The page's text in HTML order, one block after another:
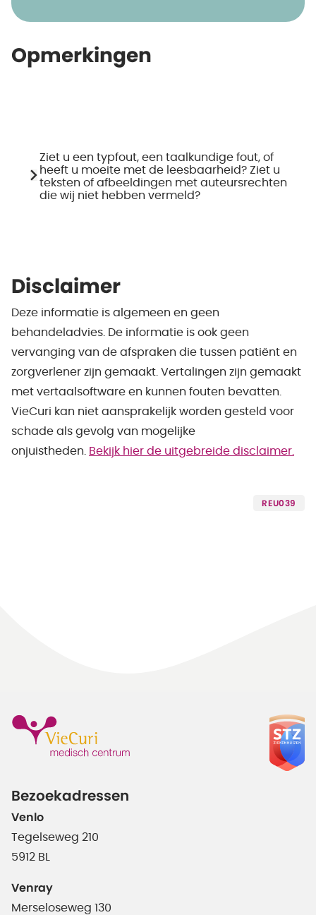
Opmerkingen
Ziet u een typfout, een taalkundige fout, of
heeft u moeite met de leesbaarheid? Ziet u
teksten of afbeeldingen met auteursrechten
die wij niet hebben vermeld?
Disclaimer
Deze informatie is algemeen en geen
behandeladvies. De informatie is ook geen
vervanging van de afspraken die tussen patiënt en
zorgverlener zijn gemaakt. Vertalingen zijn gemaakt
met vertaalsoftware en kunnen fouten bevatten.
VieCuri kan niet aansprakelijk worden gesteld voor
schade als gevolg van mogelijke
onjuistheden.
Bekijk hier de uitgebreide disclaimer.
REU039
Bezoekadressen
Venlo
Tegelseweg 210
5912 BL
Venray
Merseloseweg 130